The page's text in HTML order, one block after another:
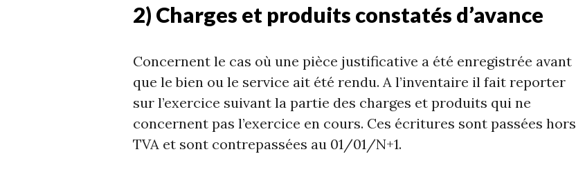
2) Charges et produits constatés d’avance
Concernent le cas où une pièce justificative a été enregistrée avant
que le bien ou le service ait été rendu. A l’inventaire il fait reporter
sur l’exercice suivant la partie des charges et produits qui ne
concernent pas l’exercice en cours. Ces écritures sont passées hors
TVA et sont contrepassées au 01/01/N+1.